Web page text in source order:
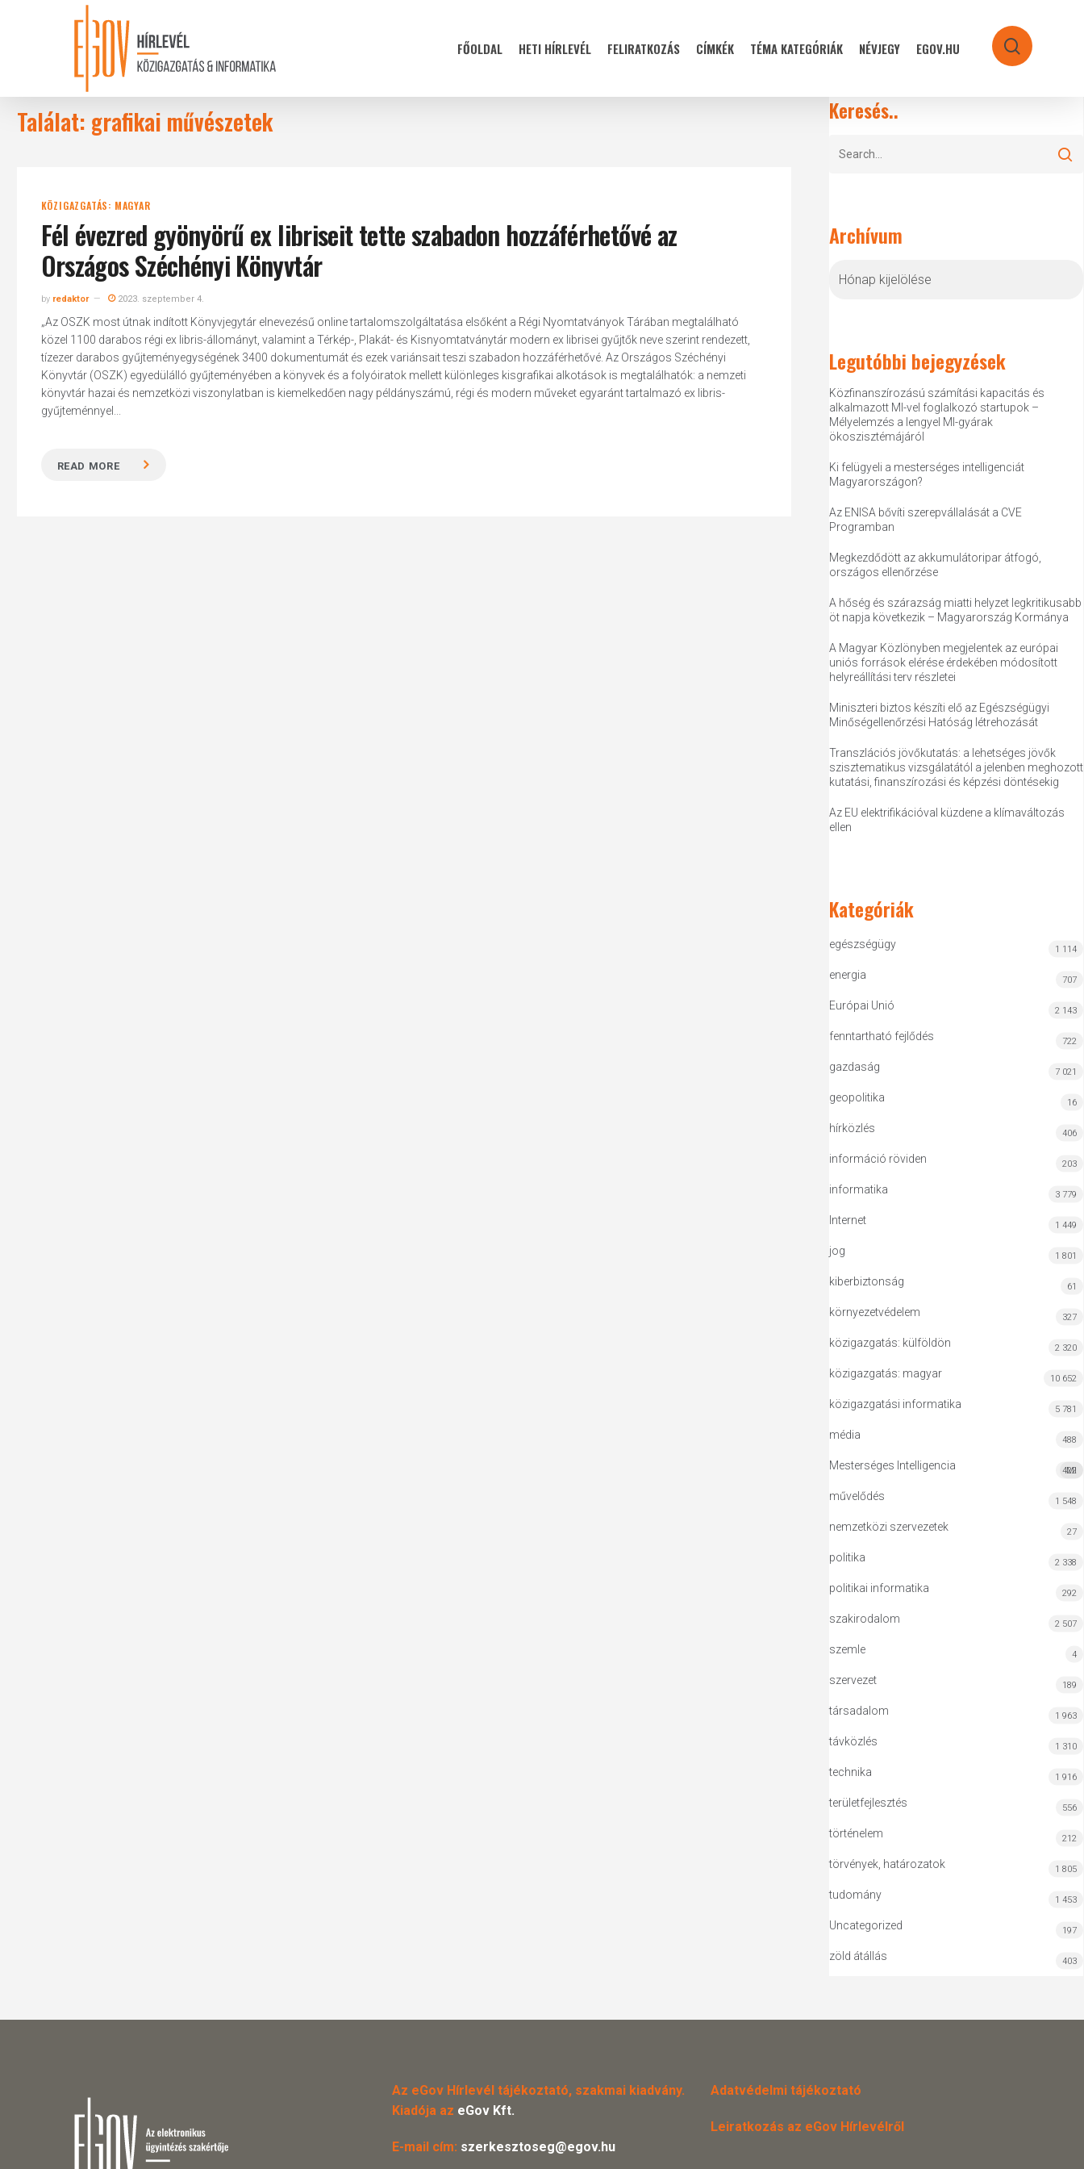
Hit enter to search or ESC to close
FŐOLDAL HETI HÍRLEVÉL FELIRATKOZÁS CÍMKÉK TÉMA KATEGÓRIÁK NÉVJEGY EGOV.HU search
Találat: grafikai művészetek
KÖZIGAZGATÁS: MAGYAR
Fél évezred gyönyörű ex libriseit tette szabadon hozzáférhetővé az
Országos Széchényi Könyvtár
by redaktor 2023. szeptember 4.
„Az OSZK most útnak indított Könyvjegytár elnevezésű online tartalomszolgáltatása elsőként a Régi Nyomtatványok Tárában megtalálható
közel 1100 darabos régi ex libris-állományt, valamint a Térkép-, Plakát- és Kisnyomtatványtár modern ex librisei gyűjtők neve szerint rendezett,
tízezer darabos gyűjteményegységének 3400 dokumentumát és ezek variánsait teszi szabadon hozzáférhetővé. Az Országos Széchényi
Könyvtár (OSZK) egyedülálló gyűjteményében a könyvek és a folyóiratok mellett különleges kisgrafikai alkotások is megtalálhatók: a nemzeti
könyvtár hazai és nemzetközi viszonylatban is kiemelkedően nagy példányszámú, régi és modern műveket egyaránt tartalmazó ex libris-
gyűjteménnyel...
READ MORE
Keresés..
Archívum
Legutóbbi bejegyzések
Közfinanszírozású számítási kapacitás és
alkalmazott MI-vel foglalkozó startupok –
Mélyelemzés a lengyel MI-gyárak
ökoszisztémájáról
Ki felügyeli a mesterséges intelligenciát
Magyarországon?
Az ENISA bővíti szerepvállalását a CVE
Programban
Megkezdődött az akkumulátoripar átfogó,
országos ellenőrzése
A hőség és szárazság miatti helyzet legkritikusabb
öt napja következik – Magyarország Kormánya
A Magyar Közlönyben megjelentek az európai
uniós források elérése érdekében módosított
helyreállítási terv részletei
Miniszteri biztos készíti elő az Egészségügyi
Minőségellenőrzési Hatóság létrehozását
Transzlációs jövőkutatás: a lehetséges jövők
szisztematikus vizsgálatától a jelenben meghozott
kutatási, finanszírozási és képzési döntésekig
Az EU elektrifikációval küzdene a klímaváltozás
ellen
Kategóriák
egészségügy 1 114
energia 707
Európai Unió 2 143
fenntartható fejlődés 722
gazdaság 7 021
geopolitika 16
hírközlés 406
információ röviden 203
informatika 3 779
Internet 1 449
jog 1 801
kiberbiztonság 61
környezetvédelem 327
közigazgatás: külföldön 2 320
közigazgatás: magyar 10 652
közigazgatási informatika 5 781
média 488
Mesterséges Intelligencia MI
422
művelődés 1 548
nemzetközi szervezetek 27
politika 2 338
politikai informatika 292
szakirodalom 2 507
szemle 4
szervezet 189
társadalom 1 963
távközlés 1 310
technika 1 916
területfejlesztés 556
történelem 212
törvények, határozatok 1 805
tudomány 1 453
Uncategorized 197
zöld átállás 403
Az eGov Hírlevél tájékoztató, szakmai kiadvány.
Kiadója az eGov Kft.
E-mail cím: szerkesztoseg@egov.hu
Adatvédelmi tájékoztató
Leiratkozás az eGov Hírlevélről